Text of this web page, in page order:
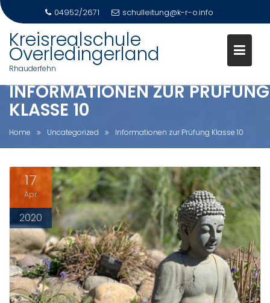
content
04952/2671 schulleitung@k-r-o.info
Kreisrealschule
Overledingerland
Rhauderfehn
INFORMATIONEN ZUR PRÜFUNG
KLASSE 10
Home Uncategorized Informationen zur Prüfung Klasse 10
17
Apr.
2020